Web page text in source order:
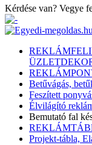
Kérdése van? Vegye
Betűvágás,
Feszített
Élvilágító
Bemutató fal
Projekt-tábla,